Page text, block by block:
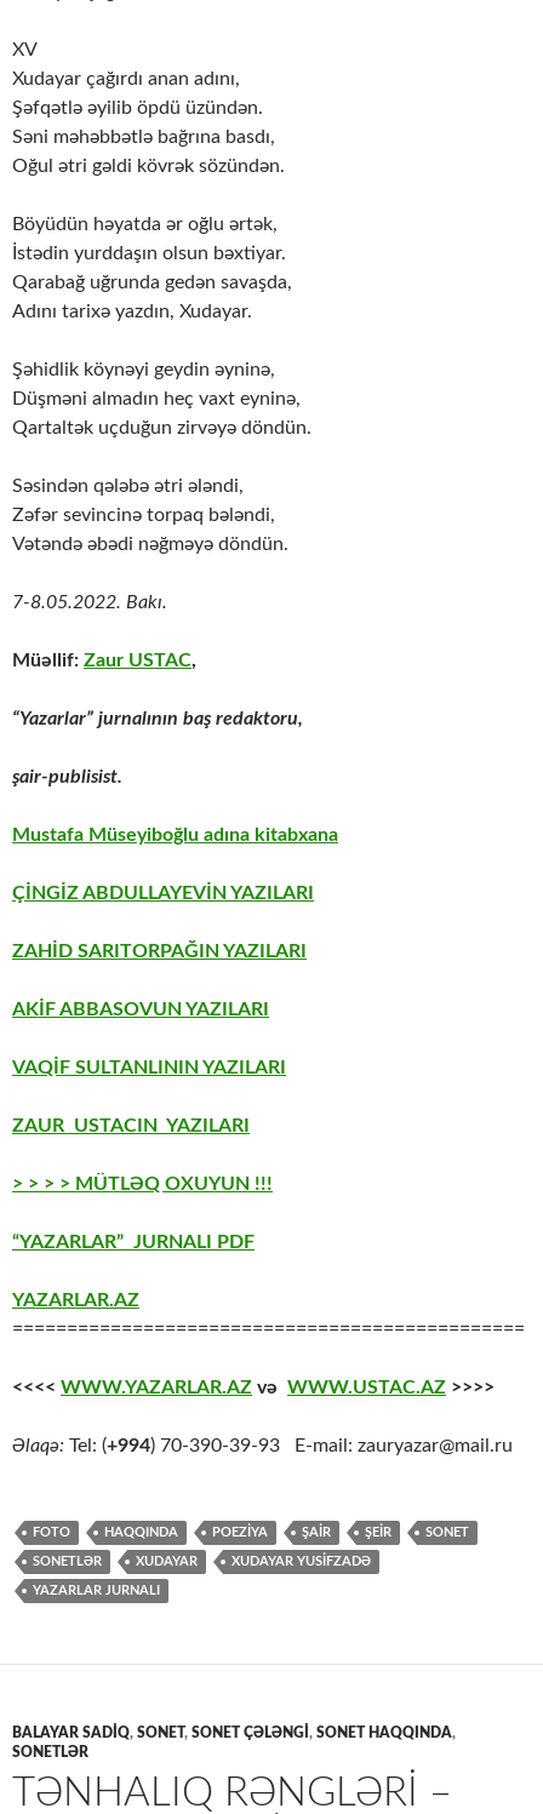
XV
Xudayar çağırdı anan adını,
Şəfqətlə əyilib öpdü üzündən.
Səni məhəbbətlə bağrına basdı,
Oğul ətri gəldi kövrək sözündən.
Böyüdün həyatda ər oğlu ərtək,
İstədin yurddaşın olsun bəxtiyar.
Qarabağ uğrunda gedən savaşda,
Adını tarixə yazdın, Xudayar.
Şəhidlik köynəyi geydin əyninə,
Düşməni almadın heç vaxt eyninə,
Qartaltək uçduğun zirvəyə döndün.
Səsindən qələbə ətri ələndi,
Zəfər sevincinə torpaq bələndi,
Vətəndə əbədi nəğməyə döndün.
7-8.05.2022. Bakı.
Müəllif: Zaur USTAC,
“Yazarlar” jurnalının baş redaktoru,
şair-publisist.
Mustafa Müseyiboğlu adına kitabxana
ÇİNGİZ ABDULLAYEVİN YAZILARI
ZAHİD SARITORPAĞIN YAZILARI
AKİF ABBASOVUN YAZILARI
VAQİF SULTANLININ YAZILARI
ZAUR USTACIN YAZILARI
> > > > MÜTLƏQ OXUYUN !!!
“YAZARLAR” JURNALI PDF
YAZARLAR.AZ
===============================================
<<<< WWW.YAZARLAR.AZ və WWW.USTAC.AZ >>>>
Əlaqə: Tel: (+994) 70-390-39-93 E-mail: zauryazar@mail.ru
FOTO HAQQINDA POEZİYA ŞAİR ŞEİR SONET
SONETLƏR XUDAYAR XUDAYAR YUSİFZADƏ
YAZARLAR JURNALI
BALAYAR SADİQ, SONET, SONET ÇƏLƏNGI , SONET HAQQINDA,
SONETLƏR
TƏNHALIQ RƏNGLƏRI –